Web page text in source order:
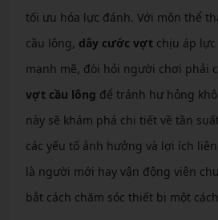
tối ưu hóa lực đánh. Với môn thể
cầu lông, dây cước vợtchịu áp lực
mạnh mẽ, đòi hỏi người chơi phải
vợt cầu lông để tránh hư hỏng
này sẽ khám phá chi tiết về tần
các yếu tố ảnh hưởng và lợi ích
là người mới hay vận động viên
bắt cách chăm sóc thiết bị một